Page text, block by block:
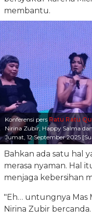
membantu.
Konferensi pers Ratu Ratu
Nirina Zubir, Happy Salma
Jumat, 12 September 2025
Bahkan ada satu hal
merasa nyaman. Hal
menjaga kebersihan
"Eh… untungnya Mas
Nirina Zubir bercanda.